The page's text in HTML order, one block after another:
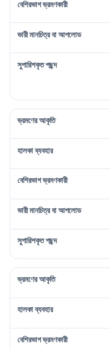
র
কৃ
ব্য
হা
গ
রী
লো